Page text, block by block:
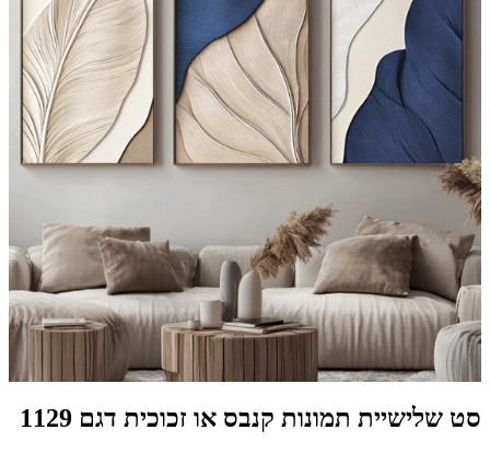
סט שלישיית תמונות קנבס או זכוכית דגם 1129